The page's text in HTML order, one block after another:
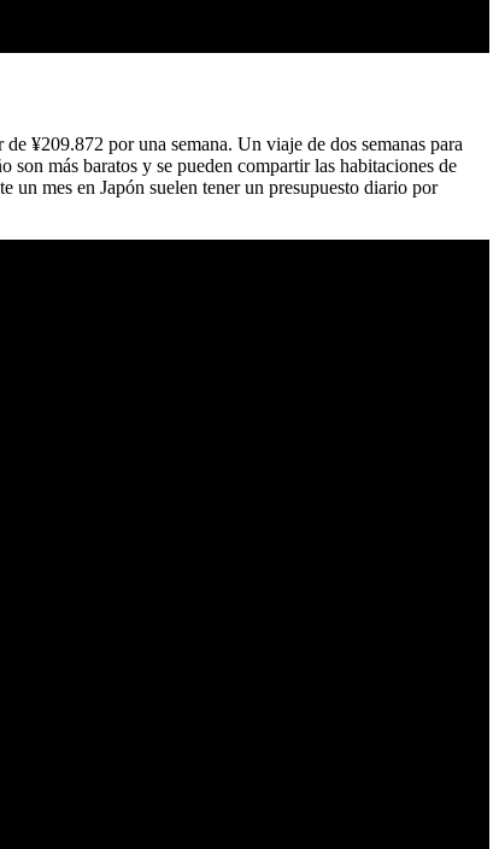
¥209.872 por una semana. Un viaje de dos semanas para
son más baratos y se pueden compartir las habitaciones de
un mes en Japón suelen tener un presupuesto diario por